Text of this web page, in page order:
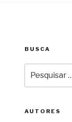
BUSCA
por:
AUTORES